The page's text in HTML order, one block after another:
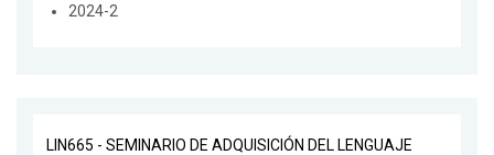
2024-2
LIN665 - SEMINARIO DE ADQUISICIÓN DEL LENGUAJE